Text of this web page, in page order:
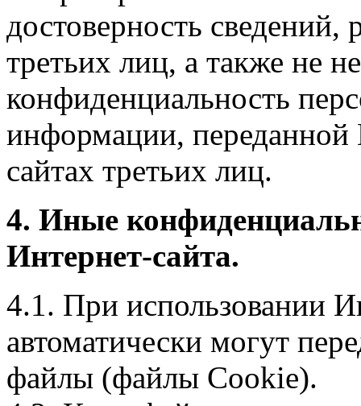
достоверность
третьих лиц, а также не
конфиденциальность
информации, переданной
сайтах третьих лиц.
4. Иные
Интернет-сайта.
4.1. При использовании
автоматически могут
файлы (файлы Cookie).